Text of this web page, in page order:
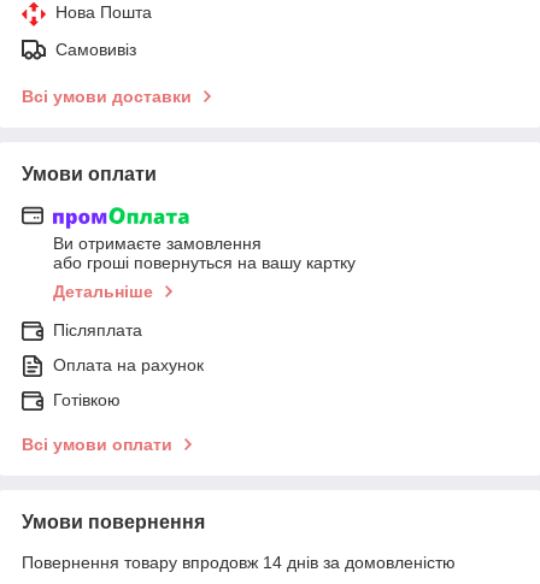
Нова Пошта
Самовивіз
Всі умови доставки
Умови оплати
Ви отримаєте замовлення
або гроші повернуться на вашу картку
Детальніше
Післяплата
Оплата на рахунок
Готівкою
Всі умови оплати
Умови повернення
Повернення товару впродовж 14 днів за домовленістю